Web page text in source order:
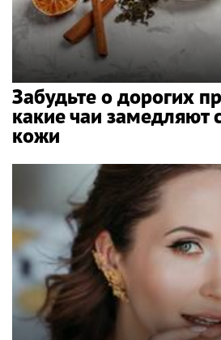
Забудьте о дорогих
какие чаи замедляют
кожи